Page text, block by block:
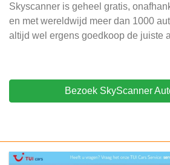
Skyscanner is geheel gratis,
en met wereldwijd meer dan 1000
altijd wel ergens goedkoop de juiste
Bezoek SkyScanner